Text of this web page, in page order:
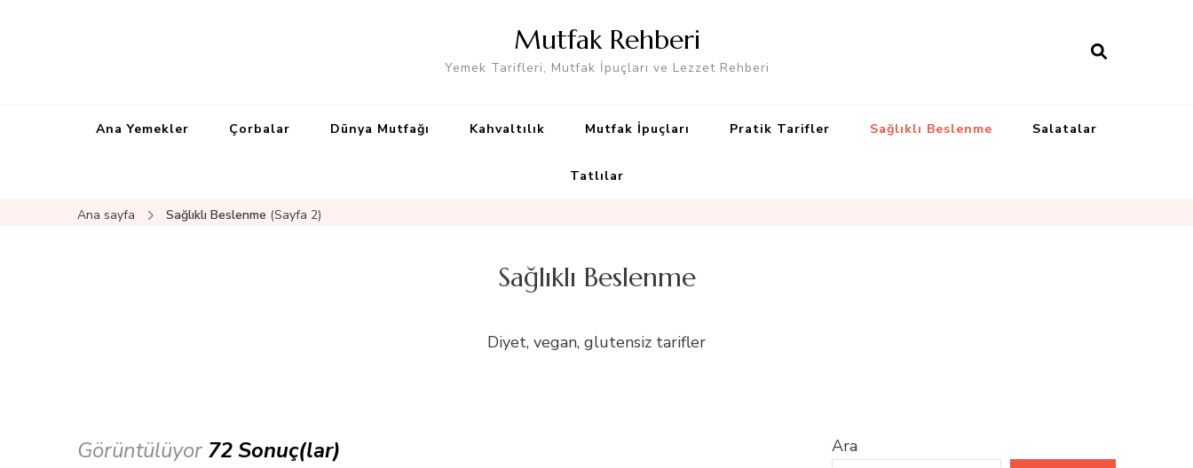
Mutfak Rehberi
Yemek Tarifleri, Mutfak İpuçları ve Lezzet Rehberi
Ana Yemekler Çorbalar Dünya Mutfağı Kahvaltılık Mutfak İpuçları Pratik Tarifler Sağlıklı Beslenme Salatalar
Tatlılar
Ana sayfa Sağlıklı Beslenme (Sayfa 2)
Sağlıklı Beslenme
Diyet, vegan, glutensiz tarifler
Görüntülüyor 72 Sonuç(lar) Ara